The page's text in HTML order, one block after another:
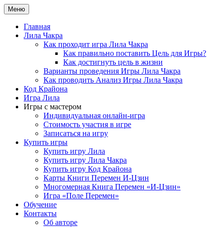
Перейти
к
содержимому
Игры самопознания — Лила Чакра, код Крайона и другие
Меню
Главная
Лила Чакра
Как проходит игра Лила Чакра
Как правильно поставить Цель для Игры?
Как достигнуть цель в жизни
Варианты проведения Игры Лила Чакра
Как проводить Анализ Игры Лила Чакра
Код Крайона
Игра Лила
Игры с мастером
Индивидуальная онлайн-игра
Стоимость участия в игре
Записаться на игру
Купить игры
Купить игру Лила
Купить игру Лила Чакра
Купить игру Код Крайона
Карты Книги Перемен И-Цзин
Многомерная Книга Перемен «И-Цзин»
Игра «Поле Перемен»
Обучение
Контакты
Об авторе